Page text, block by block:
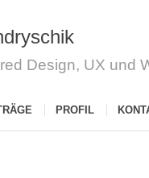
Design, UX und
PROFIL